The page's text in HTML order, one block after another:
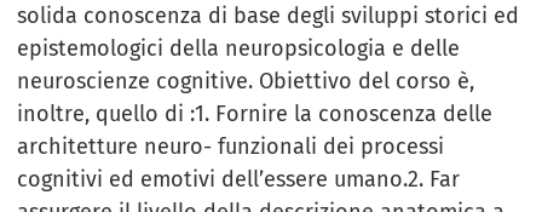
solida conoscenza di base degli sviluppi storici ed
epistemologici della neuropsicologia e delle
neuroscienze cognitive. Obiettivo del corso è,
inoltre, quello di :1. Fornire la conoscenza delle
architetture neuro- funzionali dei processi
cognitivi ed emotivi dell’essere umano.2. Far